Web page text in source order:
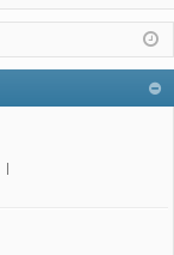
nt
ifi
ist
ra